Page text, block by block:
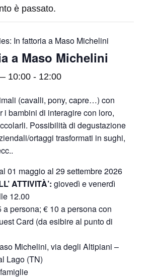
è passato.
In fattoria a Maso Michelini
a Maso Michelini
10:00 - 12:00
(cavalli, pony, capre…) con
i bambini di interagire con loro,
Possibilità di degustazione
ortaggi trasformati in sughi,
01 maggio al 29 settembre 2026
ATTIVITÀ’: giovedì e venerdì
12.00
a persona; € 10 a persona con
Card (da esibire al punto di
Michelini, via degli Altipiani –
Lago (TN)